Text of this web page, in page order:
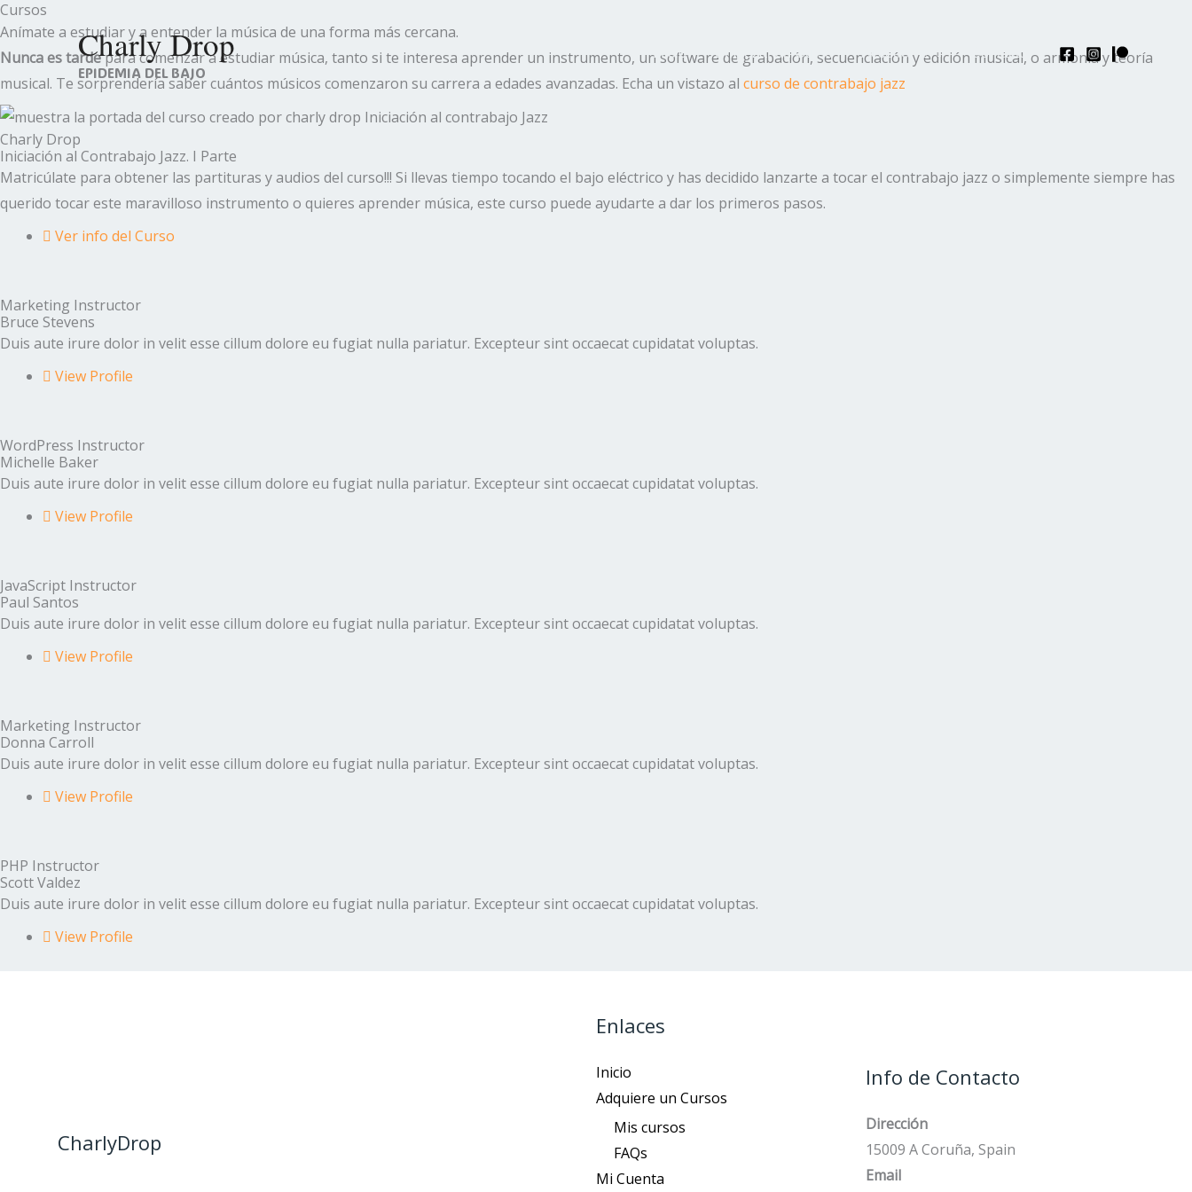
Ir
al
contenido
Charly Drop
EPIDEMIA DEL BAJO
Inicio Empezar un Curso Acceder Contacto
Cursos
Anímate a estudiar y a entender la música de una forma más cercana.
Nunca es tardepara comenzar a estudiar música, tanto si te interesa aprender un instrumento, un software de grabación, secuenciación y edición musical, o armonía y teoría
musical. Te sorprendería saber cuántos músicos comenzaron su carrera a edades avanzadas. Echa un vistazo al curso de contrabajo jazz
Charly Drop
Iniciación al Contrabajo Jazz. I Parte
Matricúlate para obtener las partituras y audios del curso!!! Si llevas tiempo tocando el bajo eléctrico y has decidido lanzarte a tocar el contrabajo jazz o simplemente siempre has
querido tocar este maravilloso instrumento o quieres aprender música, este curso puede ayudarte a dar los primeros pasos.
Ver info del Curso
Marketing Instructor
Bruce Stevens
Duis aute irure dolor in velit esse cillum dolore eu fugiat nulla pariatur. Excepteur sint occaecat cupidatat voluptas.
View Profile
WordPress Instructor
Michelle Baker
Duis aute irure dolor in velit esse cillum dolore eu fugiat nulla pariatur. Excepteur sint occaecat cupidatat voluptas.
View Profile
JavaScript Instructor
Paul Santos
Duis aute irure dolor in velit esse cillum dolore eu fugiat nulla pariatur. Excepteur sint occaecat cupidatat voluptas.
View Profile
Marketing Instructor
Donna Carroll
Duis aute irure dolor in velit esse cillum dolore eu fugiat nulla pariatur. Excepteur sint occaecat cupidatat voluptas.
View Profile
PHP Instructor
Scott Valdez
Duis aute irure dolor in velit esse cillum dolore eu fugiat nulla pariatur. Excepteur sint occaecat cupidatat voluptas.
View Profile
CharlyDrop
Enlaces
Inicio
Adquiere un Cursos
Mis cursos
FAQs
Mi Cuenta
Info de Contacto
Dirección
15009 A Coruña, Spain
Email